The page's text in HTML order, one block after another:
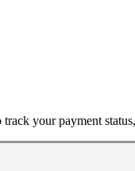
your payment